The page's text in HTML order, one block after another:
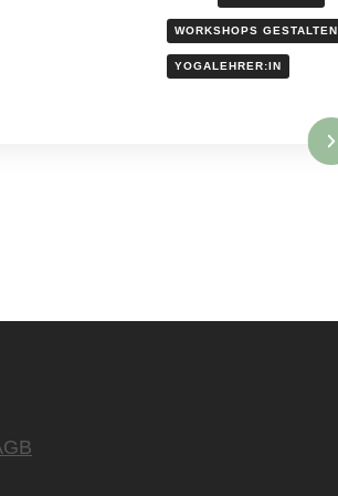
WORKSHOPS GESTALTEN
YOGALEHRER:IN
Read More